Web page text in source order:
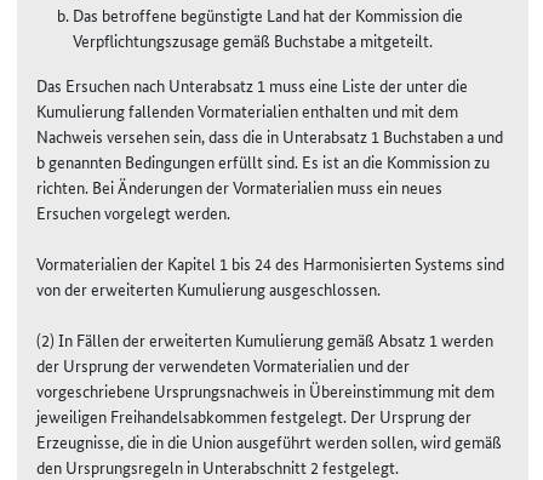
Das betroffene begünstigte Land hat der Kommission die
Verpflichtungszusage gemäß Buchstabe a mitgeteilt.
Das Ersuchen nach Unterabsatz 1 muss eine Liste der unter die
Kumulierung fallenden Vormaterialien enthalten und mit dem
Nachweis versehen sein, dass die in Unterabsatz 1 Buchstaben a und
b genannten Bedingungen erfüllt sind. Es ist an die Kommission zu
richten. Bei Änderungen der Vormaterialien muss ein neues
Ersuchen vorgelegt werden.
Vormaterialien der Kapitel 1 bis 24 des Harmonisierten Systems sind
von der erweiterten Kumulierung ausgeschlossen.
(2) In Fällen der erweiterten Kumulierung gemäß Absatz 1 werden
der Ursprung der verwendeten Vormaterialien und der
vorgeschriebene Ursprungsnachweis in Übereinstimmung mit dem
jeweiligen Freihandelsabkommen festgelegt. Der Ursprung der
Erzeugnisse, die in die Union ausgeführt werden sollen, wird gemäß
den Ursprungsregeln in Unterabschnitt 2 festgelegt.